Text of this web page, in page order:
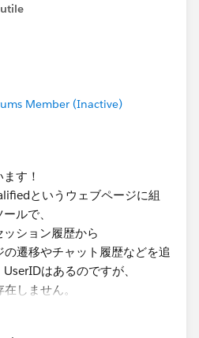
or Orange or Grapedど
タン）のフィルターは実現で
かれるという理解で合ってお
は以下のイメージです。
れたエクセルファイルをフ
走らせ、そのフォルダのデ
Member (Inactive)
す！
というウェブページに組
ルで、
ション履歴から
遷移やチャット履歴などを追
はあるのですが、
しません。